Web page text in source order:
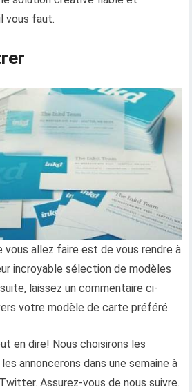
vous faut.
vous allez faire est de vous rendre à
incroyable sélection de modèles
laissez un commentaire ci-
votre modèle de carte préféré.
en dire! Nous choisirons les
annoncerons dans une semaine à
Assurez-vous de nous suivre.